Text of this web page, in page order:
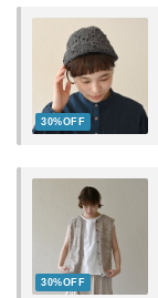
30%OFF
30%OFF